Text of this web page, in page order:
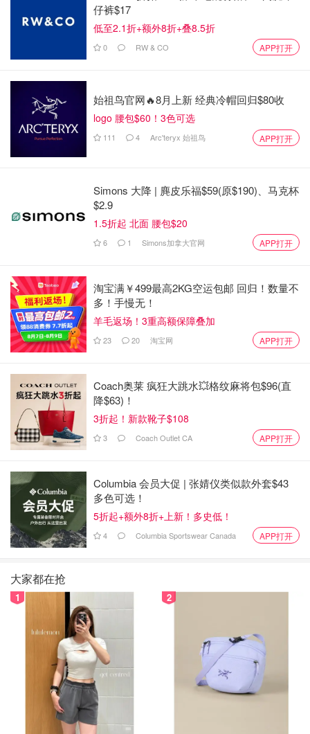
的事物，我的身心和精神每天都在变得更强。
有威廉在我身边是巨大的慰借。同样，你们很多人所展示的
爱、支持和善意也是如此。这对我们两人意义重大。
间、空间和隐私，以便我完成我的治疗。我的工作一直给我
带来深深的喜悦，我期待能够回归，但现在我必须专注于彻
底康复。
面对这种疾病的人，无论是哪种形式，请不要失去信念或希
望。你们并不孤单。
凯特带病出镜被质疑造假
频是人工智能合成的，真正的凯特恐怕已经凶多吉少。
我很怀疑，她真的得了癌症吗？王室撒了很多谎，提供了很
多误导性信息，我一点都不相信。
查尔斯和凯特同时患癌的几率有多大，真的那么巧合吗？
为什么威廉没有陪在她身边
在我看来，她已经死了，但他们的计划是：先宣布她得了癌
症，等一段时间过去后，再宣布病情恶化，然后她就死了。
这样他们就可以摆脱凯特已经死亡的事实。
仔裤$17
低至2.1折+额外8折+叠8.5折
0 RW & CO APP打开
始祖鸟官网🔥8月上新 经典冷帽回归$80收
logo 腰包$60！3色可选
111 4 Arc'teryx 始祖鸟 APP打开
Simons 大降 | 麂皮乐福$59(原$190)、马克杯
$2.9
1.5折起 北面 腰包$20
6 1 Simons加拿大官网 APP打开
淘宝满￥499最高2KG空运包邮 回归！数量不
多！手慢无！
羊毛返场！3重高额保障叠加
23 20 淘宝网 APP打开
Coach奥莱 疯狂大跳水💥格纹麻将包$96(直
降$63)！
3折起！新款靴子$108
3 Coach Outlet CA APP打开
Columbia 会员大促 | 张婧仪类似款外套$43
多色可选！
5折起+额外8折+上新！多史低！
4 Columbia Sportswear Canada APP打开
大家都在抢
1 2